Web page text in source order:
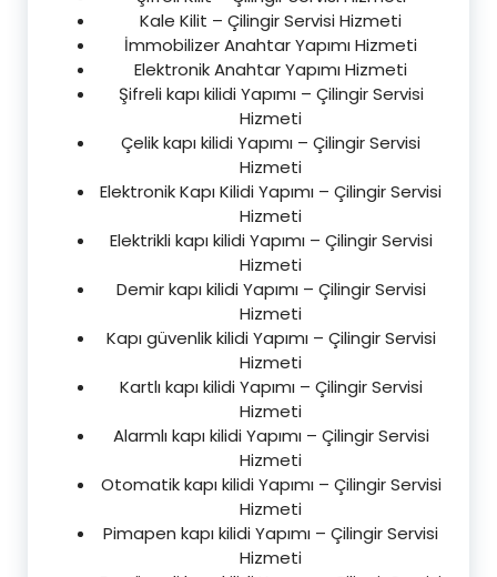
Kale Kilit – Çilingir Servisi Hizmeti
İmmobilizer Anahtar Yapımı Hizmeti
Elektronik Anahtar Yapımı Hizmeti
Şifreli kapı kilidi Yapımı – Çilingir Servisi
Hizmeti
Çelik kapı kilidi Yapımı – Çilingir Servisi
Hizmeti
Elektronik Kapı Kilidi Yapımı – Çilingir Servisi
Hizmeti
Elektrikli kapı kilidi Yapımı – Çilingir Servisi
Hizmeti
Demir kapı kilidi Yapımı – Çilingir Servisi
Hizmeti
Kapı güvenlik kilidi Yapımı – Çilingir Servisi
Hizmeti
Kartlı kapı kilidi Yapımı – Çilingir Servisi
Hizmeti
Alarmlı kapı kilidi Yapımı – Çilingir Servisi
Hizmeti
Otomatik kapı kilidi Yapımı – Çilingir Servisi
Hizmeti
Pimapen kapı kilidi Yapımı – Çilingir Servisi
Hizmeti